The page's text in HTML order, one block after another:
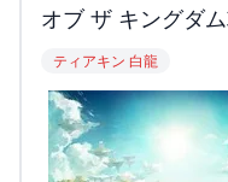
オブ ザ キングダ
ティアキン 白龍